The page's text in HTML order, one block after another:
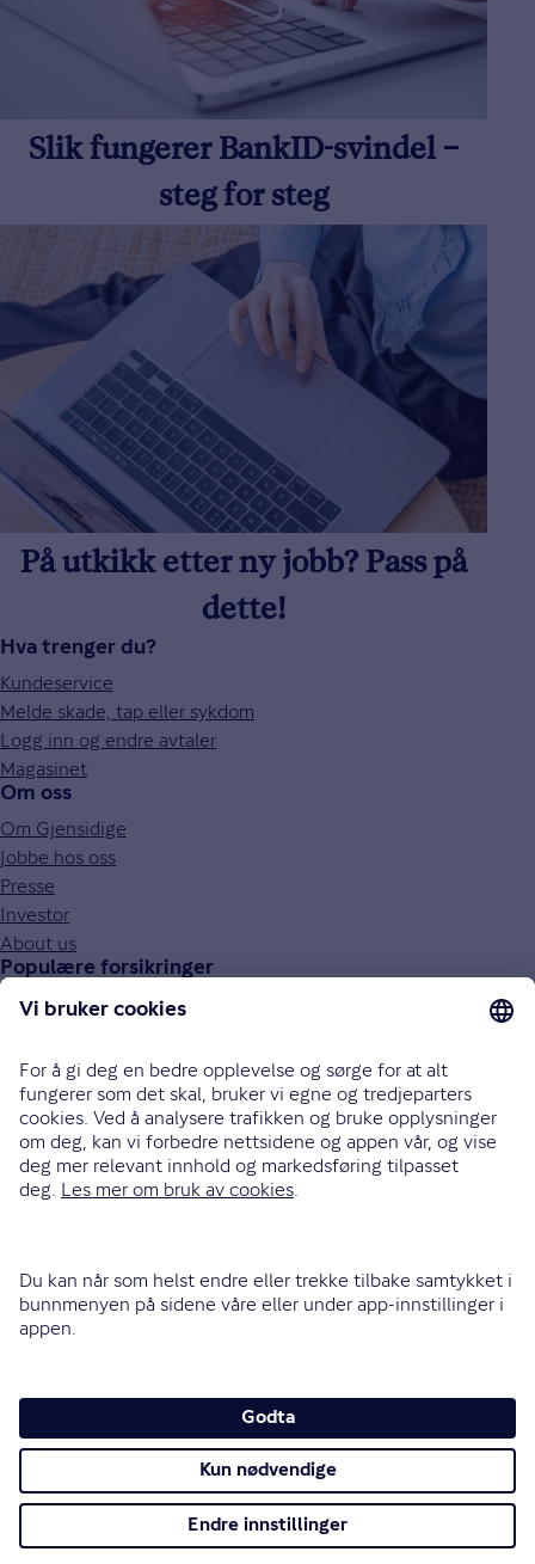
Slik fungerer BankID-svindel –
steg for steg
På utkikk etter ny jobb? Pass på
dette!
Hva trenger du?
Kundeservice
Melde skade, tap eller sykdom
Logg inn og endre avtaler
Magasinet
Om oss
Om Gjensidige
Jobbe hos oss
Presse
Investor
About us
Populære forsikringer
Bilforsikring
Innboforsikring
Husforsikring
Livsforsikring
Barneforsikring
Alle forsikringer
915 03 100
LinkedIn
Facebook
Personvern og sikkerhet
Vilkår for bruk av nettsidene
Tilgjengelighetserklæring
Sammenlign prisene våre med andre selskaper på